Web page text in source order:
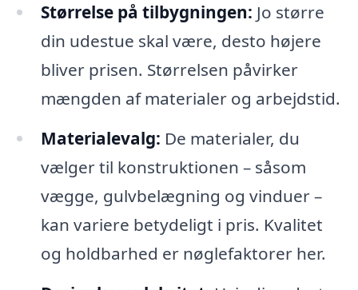
Størrelse på tilbygningen: Jo større
din udestue skal være, desto højere
bliver prisen. Størrelsen påvirker
mængden af materialer og arbejdstid.
Materialevalg: De materialer, du
vælger til konstruktionen – såsom
vægge, gulvbelægning og vinduer –
kan variere betydeligt i pris. Kvalitet
og holdbarhed er nøglefaktorer her.